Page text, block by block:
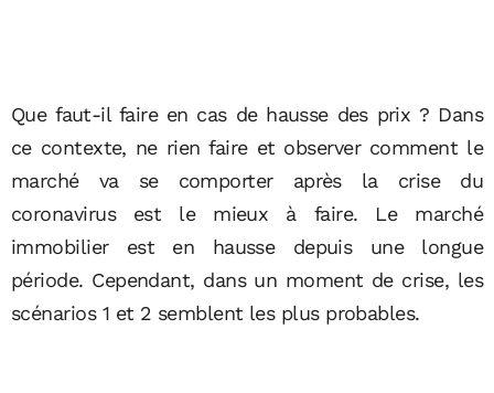
Que faut-il faire en cas de hausse des prix ? Dans
ce contexte, ne rien faire et observer comment le
marché va se comporter après la crise du
coronavirus est le mieux à faire. Le marché
immobilier est en hausse depuis une longue
période. Cependant, dans un moment de crise, les
scénarios 1 et 2 semblent les plus probables.